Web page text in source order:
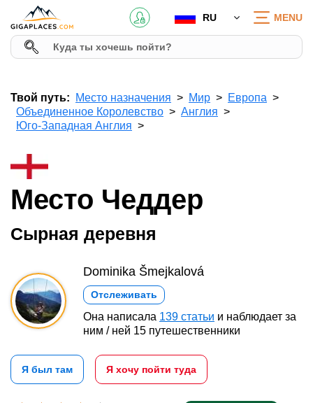
RU MENU
Твой путь: Место назначения Мир
Европа
Объединенное Королевство
Англия
Юго-Западная Англия
Место Чеддер
Сырная деревня
Dominika Šmejkalová
Отслеживать
Она написала 139 статьи и наблюдает за
ним / ней 15 путешественники
Я был там Я хочу пойти туда